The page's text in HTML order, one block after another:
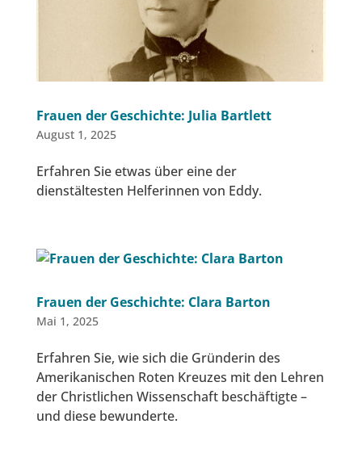
Frauen der Geschichte: Julia Bartlett
August 1, 2025
Erfahren Sie etwas über eine der
dienstältesten Helferinnen von Eddy.
Frauen der Geschichte: Clara Barton
Mai 1, 2025
Erfahren Sie, wie sich die Gründerin des
Amerikanischen Roten Kreuzes mit den Lehren
der Christlichen Wissenschaft beschäftigte –
und diese bewunderte.